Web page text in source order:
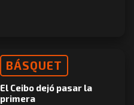
BÁSQUET
El Ceibo dejó pasar la
primera